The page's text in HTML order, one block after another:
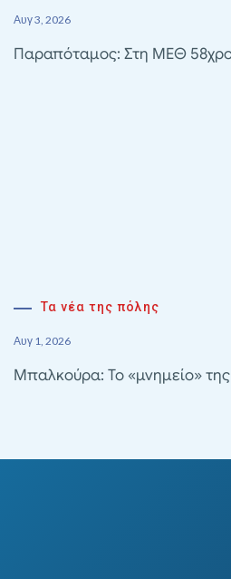
Αυγ 3, 2026
Παραπόταμος: Στη ΜΕΘ
Τα νέα της πόλης
Αυγ 1, 2026
Μπαλκούρα: Το «μνημείο»